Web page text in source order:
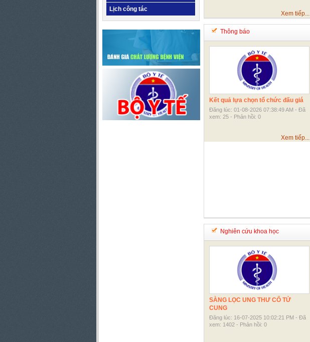
Lịch công tác
Xem tiếp...
Thông báo
Kết quả lựa chọn tổ chức đấu giá
Đăng lúc: 01-08-2026 07:38:49 AM - Đã
xem: 25 - Phản hồi: 0
Xem tiếp...
Nghiên cứu khoa học
SÀNG LỌC UNG THƯ CỔ TỬ
CUNG
Đăng lúc: 16-07-2025 10:02:21 PM - Đã
xem: 1402 - Phản hồi: 0